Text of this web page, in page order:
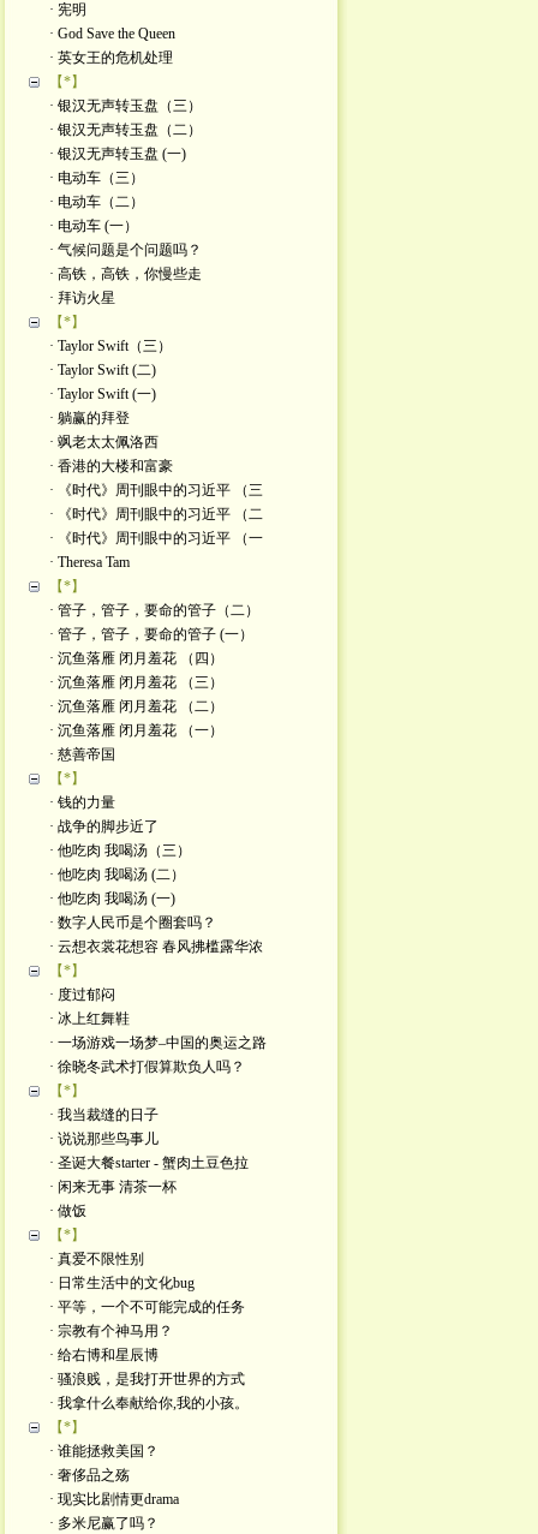
· 宪明
· God Save the Queen
· 英女王的危机处理
【*】
· 银汉无声转玉盘（三）
· 银汉无声转玉盘（二）
· 银汉无声转玉盘 (一)
· 电动车（三）
· 电动车（二）
· 电动车 (一）
· 气候问题是个问题吗？
· 高铁，高铁，你慢些走
· 拜访火星
【*】
· Taylor Swift（三）
· Taylor Swift (二)
· Taylor Swift (一)
· 躺赢的拜登
· 飒老太太佩洛西
· 香港的大楼和富豪
· 《时代》周刊眼中的习近平 （三
· 《时代》周刊眼中的习近平 （二
· 《时代》周刊眼中的习近平 （一
· Theresa Tam
【*】
· 管子，管子，要命的管子（二）
· 管子，管子，要命的管子 (一）
· 沉鱼落雁 闭月羞花 （四）
· 沉鱼落雁 闭月羞花 （三）
· 沉鱼落雁 闭月羞花 （二）
· 沉鱼落雁 闭月羞花 （一）
· 慈善帝国
【*】
· 钱的力量
· 战争的脚步近了
· 他吃肉 我喝汤（三）
· 他吃肉 我喝汤 (二）
· 他吃肉 我喝汤 (一)
· 数字人民币是个圈套吗？
· 云想衣裳花想容 春风拂槛露华浓
【*】
· 度过郁闷
· 冰上红舞鞋
· 一场游戏一场梦–中国的奥运之路
· 徐晓冬武术打假算欺负人吗？
【*】
· 我当裁缝的日子
· 说说那些鸟事儿
· 圣诞大餐starter - 蟹肉土豆色拉
· 闲来无事 清茶一杯
· 做饭
【*】
· 真爱不限性别
· 日常生活中的文化bug
· 平等，一个不可能完成的任务
· 宗教有个神马用？
· 给右博和星辰博
· 骚浪贱，是我打开世界的方式
· 我拿什么奉献给你,我的小孩。
【*】
· 谁能拯救美国？
· 奢侈品之殇
· 现实比剧情更drama
· 多米尼赢了吗？